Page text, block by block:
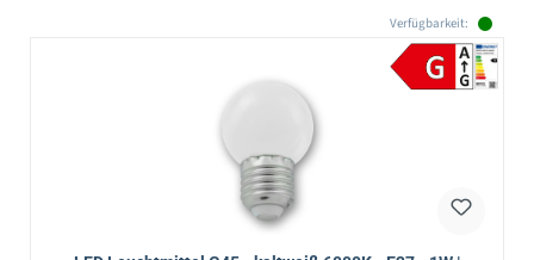
Verfügbarkeit: